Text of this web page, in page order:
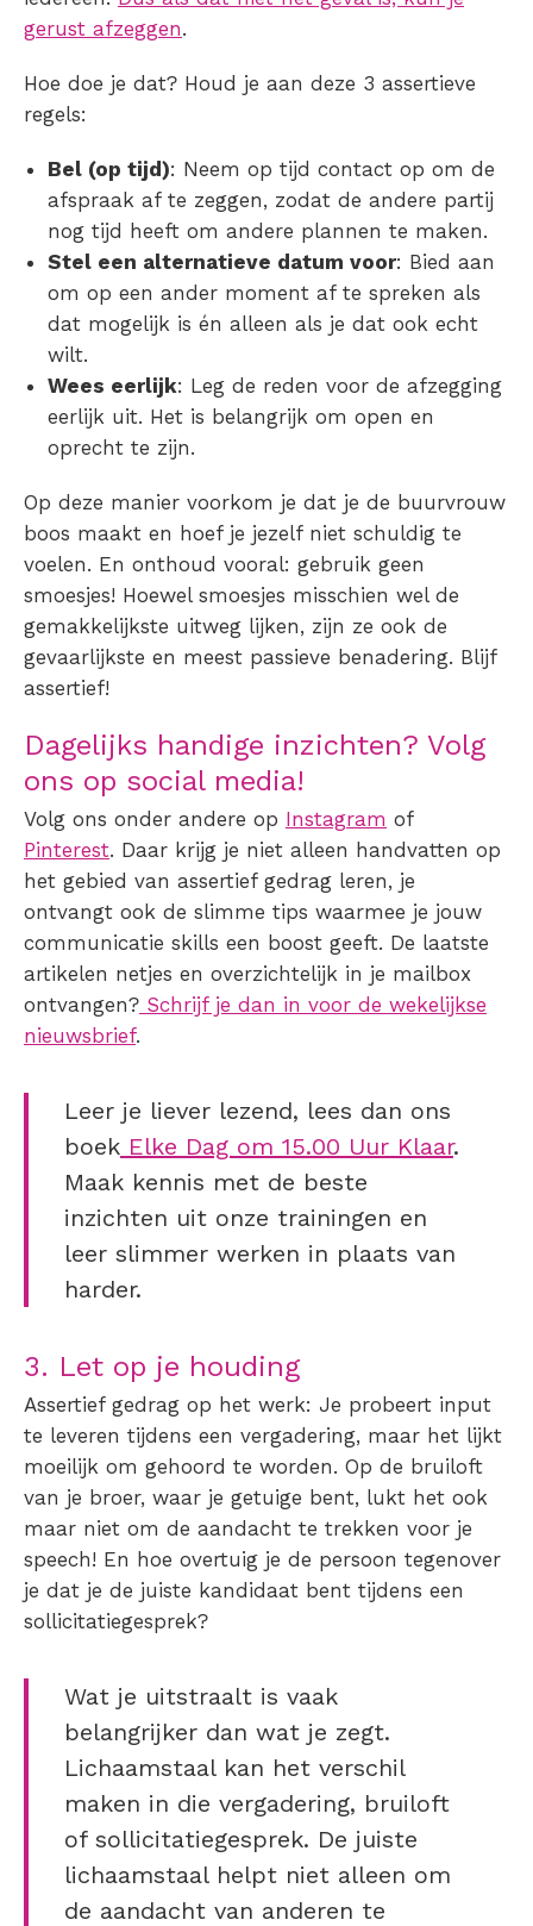
gerust afzeggen.
Hoe doe je dat? Houd je aan deze 3 assertieve
regels:
Bel (op tijd): Neem op tijd contact op om de
afspraak af te zeggen, zodat de andere partij
nog tijd heeft om andere plannen te maken.
Stel een alternatieve datum voor: Bied aan
om op een ander moment af te spreken als
dat mogelijk is én alleen als je dat ook echt
wilt.
Wees eerlijk: Leg de reden voor de afzegging
eerlijk uit. Het is belangrijk om open en
oprecht te zijn.
Op deze manier voorkom je dat je de buurvrouw
boos maakt en hoef je jezelf niet schuldig te
voelen. En onthoud vooral: gebruik geen
smoesjes! Hoewel smoesjes misschien wel de
gemakkelijkste uitweg lijken, zijn ze ook de
gevaarlijkste en meest passieve benadering. Blijf
assertief!
Dagelijks handige inzichten? Volg
ons op social media!
Volg ons onder andere op Instagram of
Pinterest. Daar krijg je niet alleen handvatten op
het gebied van assertief gedrag leren, je
ontvangt ook de slimme tips waarmee je jouw
communicatie skills een boost geeft. De laatste
artikelen netjes en overzichtelijk in je mailbox
ontvangen? Schrijf je dan in voor de wekelijkse
nieuwsbrief.
Leer je liever lezend, lees dan ons
boek Elke Dag om 15.00 Uur Klaar.
Maak kennis met de beste
inzichten uit onze trainingen en
leer slimmer werken in plaats van
harder.
3. Let op je houding
Assertief gedrag op het werk: Je probeert input
te leveren tijdens een vergadering, maar het lijkt
moeilijk om gehoord te worden. Op de bruiloft
van je broer, waar je getuige bent, lukt het ook
maar niet om de aandacht te trekken voor je
speech! En hoe overtuig je de persoon tegenover
je dat je de juiste kandidaat bent tijdens een
sollicitatiegesprek?
Wat je uitstraalt is vaak
belangrijker dan wat je zegt.
Lichaamstaal kan het verschil
maken in die vergadering, bruiloft
of sollicitatiegesprek. De juiste
lichaamstaal helpt niet alleen om
de aandacht van anderen te